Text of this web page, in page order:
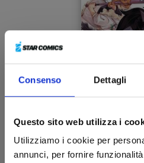
Consenso Dettagli
Questo sito web utilizza i
Utilizziamo i cookie per
annunci, per fornire
07/04/